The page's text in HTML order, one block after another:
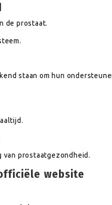
de prostaat.
staan om hun
prostaatgezondheid.
website